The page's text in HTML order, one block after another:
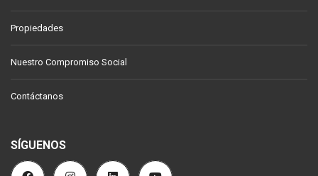
Propiedades
Nuestro Compromiso Social
Contáctanos
SÍGUENOS